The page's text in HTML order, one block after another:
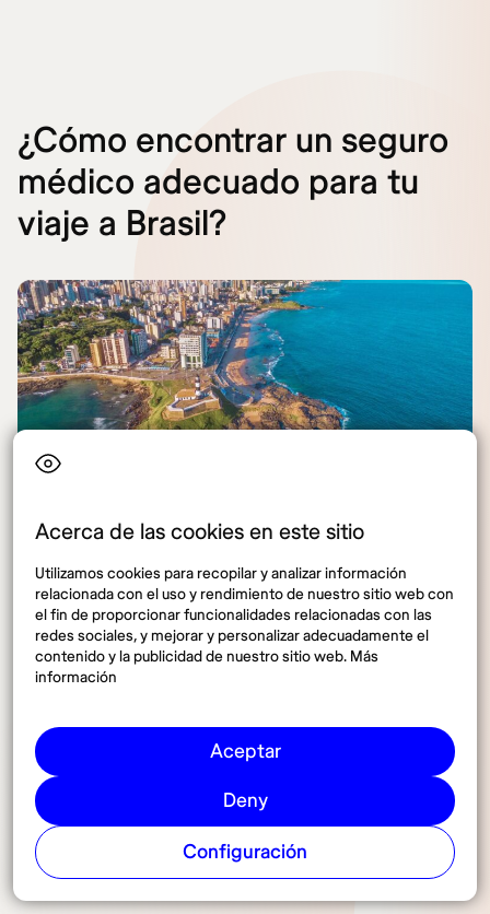
Acerca de las cookies en este sitio
Utilizamos cookies para recopilar y analizar información
relacionada con el uso y rendimiento de nuestro sitio web con
el fin de proporcionar funcionalidades relacionadas con las
redes sociales, y mejorar y personalizar adecuadamente el
contenido y la publicidad de nuestro sitio web. Más
información
Aceptar
Deny
Configuración
¿Cómo encontrar un seguro
médico adecuado para tu
viaje a Brasil?
Te ayudamos a encontrar el seguro médico Brasil perfecto para ti
Elegir un seguro médico adecuado es clave para
garantizar una cobertura eficiente en Brasil. A
continuación, te damos algunos consejos para
Evalúa el tipo de viaje que
harás